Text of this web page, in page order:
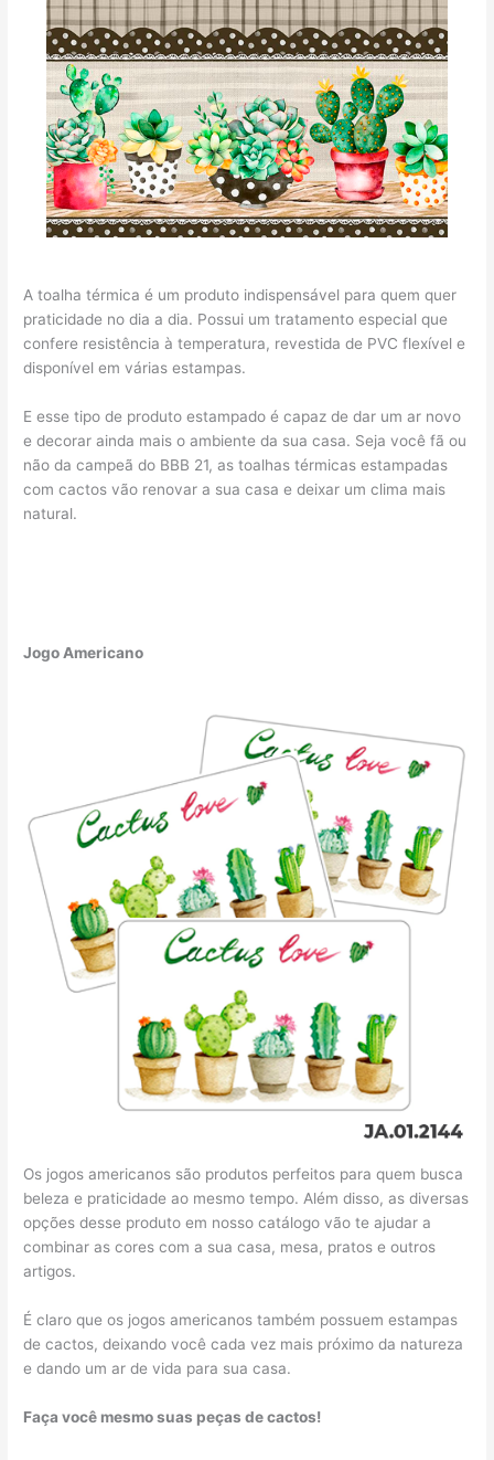
A toalha térmica é um produto indispensável para quem quer
praticidade no dia a dia. Possui um tratamento especial que
confere resistência à temperatura, revestida de PVC flexível e
disponível em várias estampas.
E esse tipo de produto estampado é capaz de dar um ar novo
e decorar ainda mais o ambiente da sua casa. Seja você fã ou
não da campeã do BBB 21, as toalhas térmicas estampadas
com cactos vão renovar a sua casa e deixar um clima mais
natural.
Jogo Americano
Os jogos americanos são produtos perfeitos para quem busca
beleza e praticidade ao mesmo tempo. Além disso, as diversas
opções desse produto em nosso catálogo vão te ajudar a
combinar as cores com a sua casa, mesa, pratos e outros
artigos.
É claro que os jogos americanos também possuem estampas
de cactos, deixando você cada vez mais próximo da natureza
e dando um ar de vida para sua casa.
Faça você mesmo suas peças de cactos!